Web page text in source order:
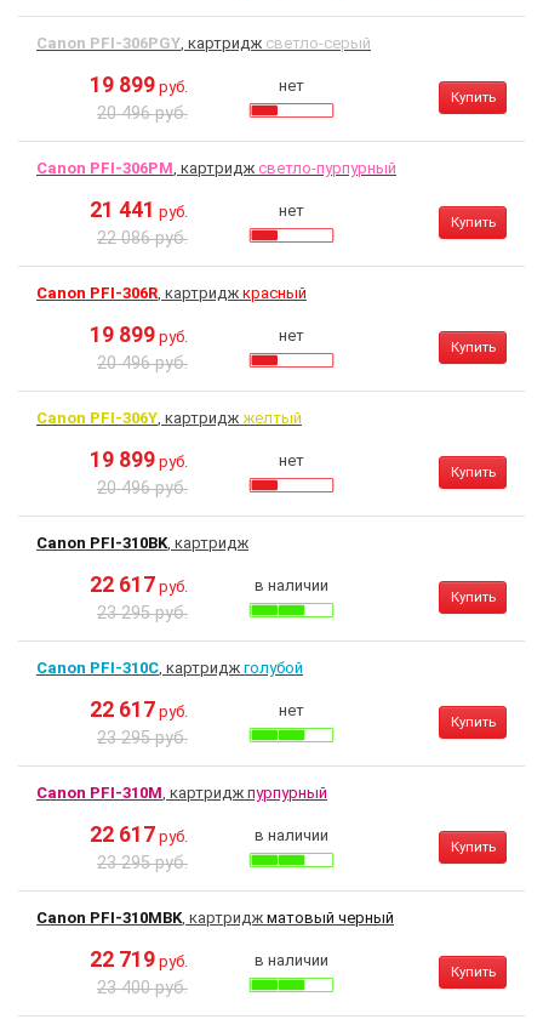
Canon PFI-306PGY, картридж светло-серый
19 899 руб.
20 496 руб.
нет
Купить
Canon PFI-306PM, картридж светло-пурпурный
21 441 руб.
22 086 руб.
нет
Купить
Canon PFI-306R, картридж красный
19 899 руб.
20 496 руб.
нет
Купить
Canon PFI-306Y, картридж желтый
19 899 руб.
20 496 руб.
нет
Купить
Canon PFI-310BK, картридж
22 617 руб.
23 295 руб.
в наличии
Купить
Canon PFI-310C, картридж голубой
22 617 руб.
23 295 руб.
нет
Купить
Canon PFI-310M, картридж пурпурный
22 617 руб.
23 295 руб.
в наличии
Купить
Canon PFI-310MBK, картридж матовый черный
22 719 руб.
23 400 руб.
в наличии
Купить